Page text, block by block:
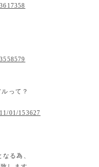
って？
01/153627
る為、